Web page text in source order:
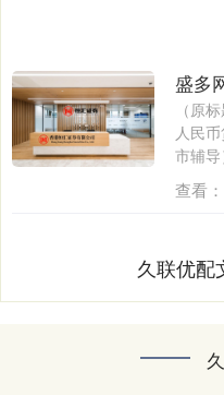
（原
人民
市辅
款....
查看：
久联优配